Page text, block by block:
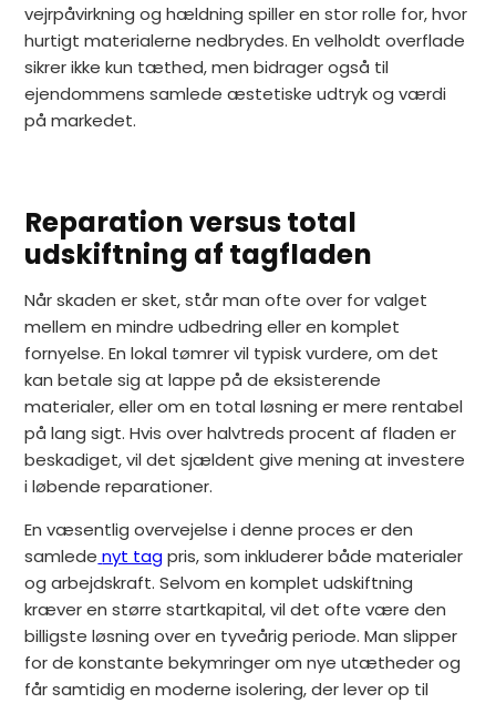
vejrpåvirkning og hældning spiller en stor rolle for, hvor
hurtigt materialerne nedbrydes. En velholdt overflade
sikrer ikke kun tæthed, men bidrager også til
ejendommens samlede æstetiske udtryk og værdi
på markedet.
Reparation versus total
udskiftning af tagfladen
Når skaden er sket, står man ofte over for valget
mellem en mindre udbedring eller en komplet
fornyelse. En lokal tømrer vil typisk vurdere, om det
kan betale sig at lappe på de eksisterende
materialer, eller om en total løsning er mere rentabel
på lang sigt. Hvis over halvtreds procent af fladen er
beskadiget, vil det sjældent give mening at investere
i løbende reparationer.
En væsentlig overvejelse i denne proces er den
samlede nyt tagpris, som inkluderer både materialer
og arbejdskraft. Selvom en komplet udskiftning
kræver en større startkapital, vil det ofte være den
billigste løsning over en tyveårig periode. Man slipper
for de konstante bekymringer om nye utætheder og
får samtidig en moderne isolering, der lever op til